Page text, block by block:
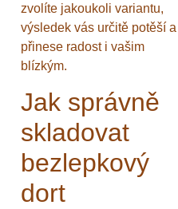
zvolíte jakoukoli variantu,
výsledek vás určitě potěší a
přinese radost i vašim
blízkým.
Jak správně
skladovat
bezlepkový
dort